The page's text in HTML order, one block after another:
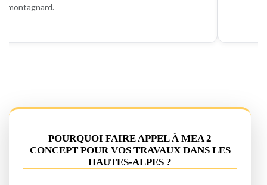
montagnard.
POURQUOI FAIRE APPEL À MEA 2
CONCEPT POUR VOS TRAVAUX DANS LES
HAUTES-ALPES ?